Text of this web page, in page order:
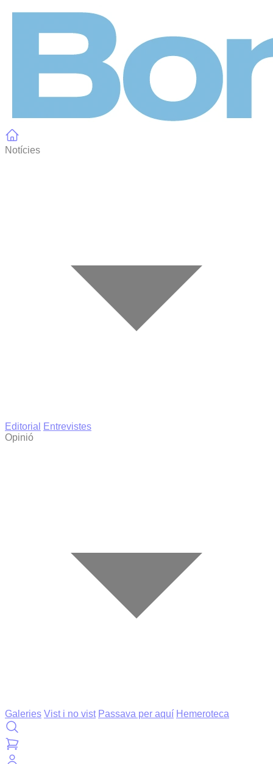
Notícies
Editorial
Entrevistes
Opinió
Galeries Vist i no vist Passava per aquí Hemeroteca